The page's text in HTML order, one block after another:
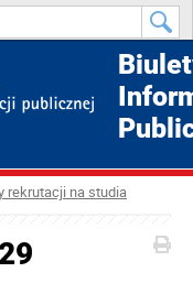
rekrutacji na studia